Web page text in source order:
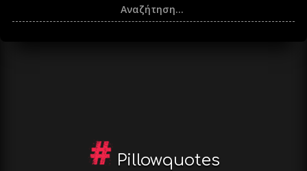
Pillowquotes